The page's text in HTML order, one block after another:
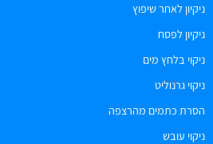
ניקיון לאחר שיפוץ
ניקיון לפסח
ניקוי בלחץ מים
ניקוי גרנוליט
הסרת כתמים מהרצפה
ניקוי עובש